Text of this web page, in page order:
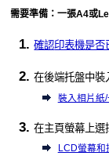
需要準備：一張A4或
確認印表機是否
在後端托盤中裝
裝入相片紙
在主頁螢幕上選
LCD螢幕